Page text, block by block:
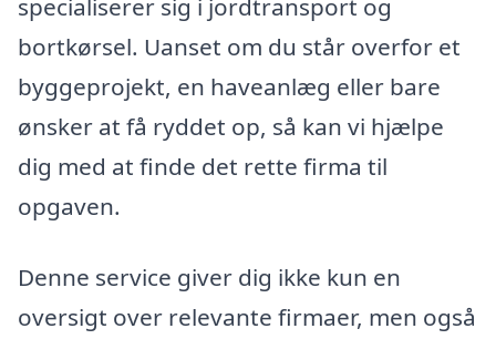
specialiserer sig i jordtransport og
bortkørsel. Uanset om du står overfor et
byggeprojekt, en haveanlæg eller bare
ønsker at få ryddet op, så kan vi hjælpe
dig med at finde det rette firma til
opgaven.
Denne service giver dig ikke kun en
oversigt over relevante firmaer, men også